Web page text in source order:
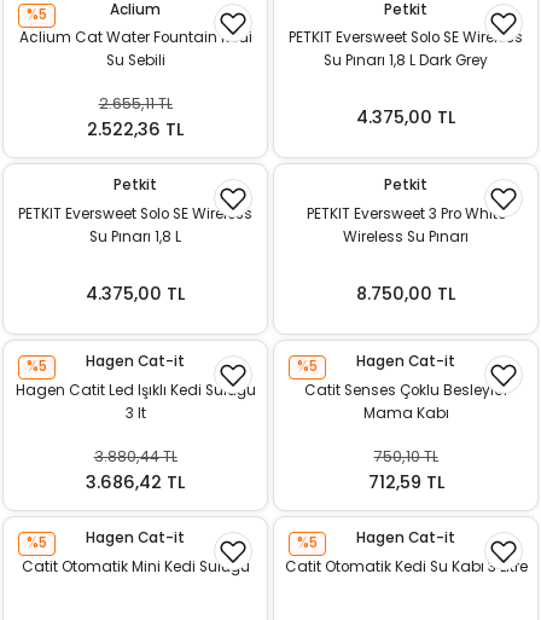
%5
Aclium
Aclium Cat Water Fountain Kedi
Su Sebili
2.655,11 TL
2.522,36 TL
Petkit
PETKIT Eversweet Solo SE Wireless
Su Pınarı 1,8 L Dark Grey
4.375,00 TL
Petkit
PETKIT Eversweet Solo SE Wireless
Su Pınarı 1,8 L
4.375,00 TL
Petkit
PETKIT Eversweet 3 Pro White
Wireless Su Pınarı
8.750,00 TL
%5
Hagen Cat-it
Hagen Catit Led Işıklı Kedi Suluğu
3 lt
3.880,44 TL
3.686,42 TL
%5
Hagen Cat-it
Catit Senses Çoklu Besleyici
Mama Kabı
750,10 TL
712,59 TL
%5
Hagen Cat-it
Catit Otomatik Mini Kedi Suluğu
%5
Hagen Cat-it
Catit Otomatik Kedi Su Kabı 3 Litre